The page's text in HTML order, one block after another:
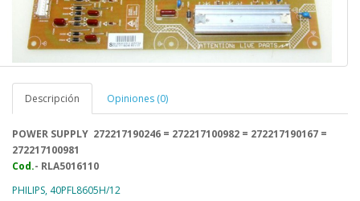
Descripción Opiniones (0)
POWER SUPPLY 272217190246 = 272217100982 = 272217190167 =
272217100981
Cod.- RLA5016110
PHILIPS, 40PFL8605H/12